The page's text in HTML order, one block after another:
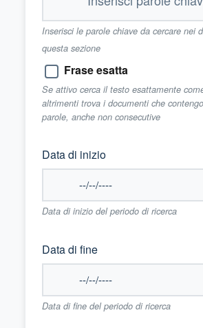
Inserisci le parole chiave da cercare nei
questa sezione
Frase esatta
Se attivo cerca il testo esattamente
altrimenti trova i documenti che
parole, anche non consecutive
Data di inizio
Data di inizio del periodo di ricerca
Data di fine
Data di fine del periodo di ricerca